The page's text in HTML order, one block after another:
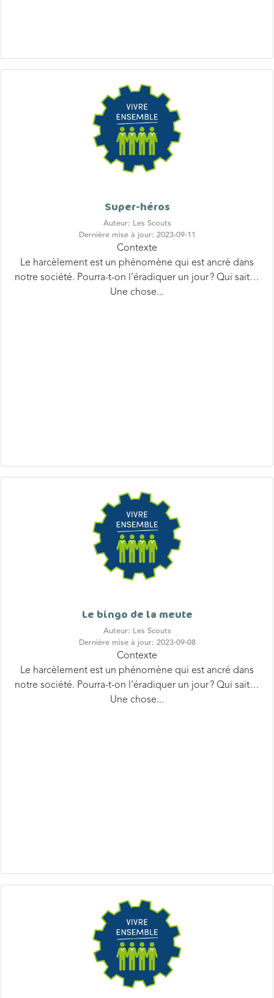
Auteur: Les Scouts
Dernière mise à jour: 2023-09-11
Contexte
Le harcèlement est un phénomène qui est ancré dans
notre société. Pourra-t-on l’éradiquer un jour ? Qui sait…
Une chose...
Auteur: Les Scouts
Dernière mise à jour: 2023-09-08
Contexte
Le harcèlement est un phénomène qui est ancré dans
notre société. Pourra-t-on l’éradiquer un jour ? Qui sait…
Une chose...